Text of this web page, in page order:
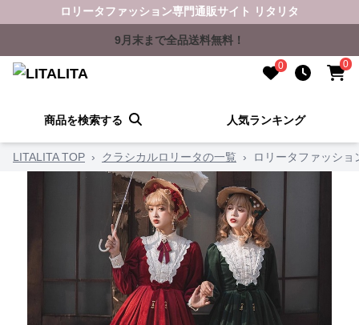
ロリータファッション専門通販サイト リタリタ
9月末まで全品送料無料！
0 0
商品を検索する 人気ランキング
LITALITA TOP › クラシカルロリータの一覧 › ロリータファッシ